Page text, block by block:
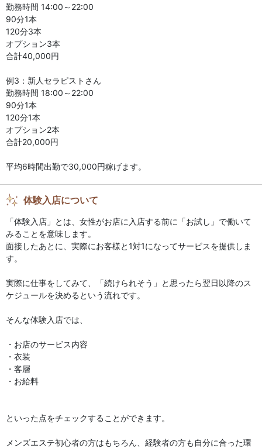
勤務時間 14:00～22:00
90分1本
120分3本
オプション3本
合計40,000円
例3：新人セラピストさん
勤務時間 18:00～22:00
90分1本
120分1本
オプション2本
合計20,000円
平均6時間出勤で30,000円稼げます。
体験入店について
「体験入店」とは、女性がお店に入店する前に「お試し」で働いて
みることを意味します。
面接したあとに、実際にお客様と1対1になってサービスを提供しま
す。
実際に仕事をしてみて、「続けられそう」と思ったら翌日以降のス
ケジュールを決めるという流れです。
そんな体験入店では、
・お店のサービス内容
・衣装
・客層
・お給料
といった点をチェックすることができます。
メンズエステ初心者の方はもちろん、経験者の方も自分に合った環